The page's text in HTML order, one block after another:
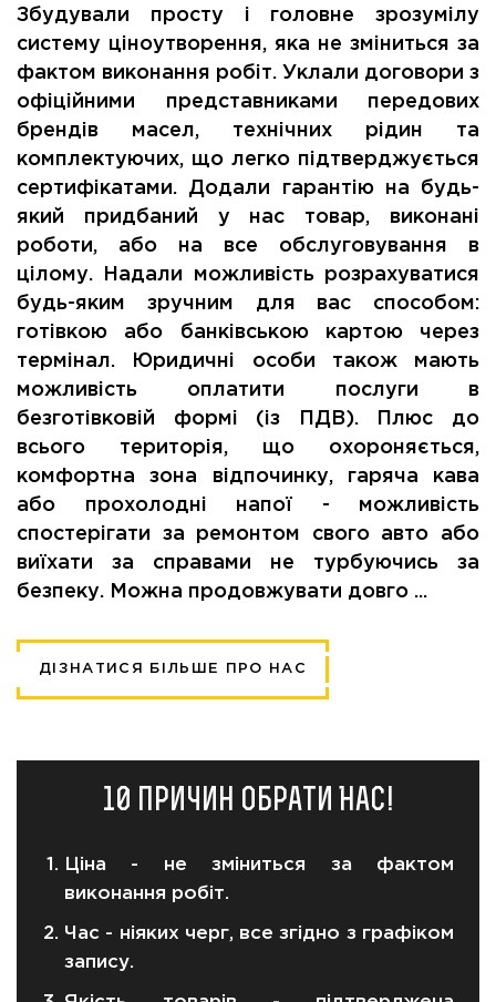
Збудували просту і головне зрозумілу
систему ціноутворення, яка не зміниться за
фактом виконання робіт. Уклали договори з
офіційними представниками передових
брендів масел, технічних рідин та
комплектуючих, що легко підтверджується
сертифікатами. Додали гарантію на будь-
який придбаний у нас товар, виконані
роботи, або на все обслуговування в
цілому. Надали можливість розрахуватися
будь-яким зручним для вас способом:
готівкою або банківською картою через
термінал. Юридичні особи також мають
можливість оплатити послуги в
безготівковій формі (із ПДВ). Плюс до
всього територія, що охороняється,
комфортна зона відпочинку, гаряча кава
або прохолодні напої - можливість
спостерігати за ремонтом свого авто або
виїхати за справами не турбуючись за
безпеку. Можна продовжувати довго ...
ДІЗНАТИСЯ БІЛЬШЕ ПРО НАС
10 причин обрати Нас!
Ціна - не зміниться за фактом
виконання робіт.
Час - ніяких черг, все згідно з графіком
запису.